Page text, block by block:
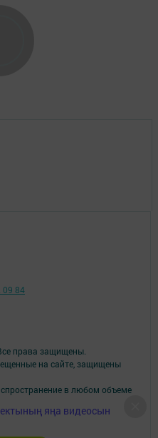
яңа видеосын
права защищены.
на сайте, защищены
в любом объеме
с письменного согласия
09 84